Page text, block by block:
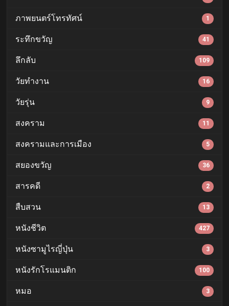
ภาพยนตร์โทรทัศน์ 1
ระทึกขวัญ 41
ลึกลับ 109
วัยทำงาน 16
วัยรุ่น 9
สงคราม 11
สงครามและการเมือง 5
สยองขวัญ 36
สารคดี 2
สืบสวน 13
หนังชีวิต 427
หนังซามูไรญี่ปุ่น 3
หนังรักโรแมนติก 100
หมอ 3